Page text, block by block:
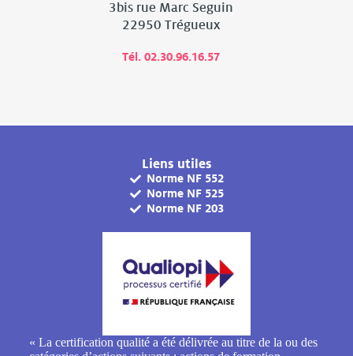
3bis rue Marc Seguin
22950 Trégueux
Tél. 02.30.96.16.57
Liens utiles
Norme NF 552
Norme NF 525
Norme NF 203
« La certification qualité a été délivrée au titre de la ou des